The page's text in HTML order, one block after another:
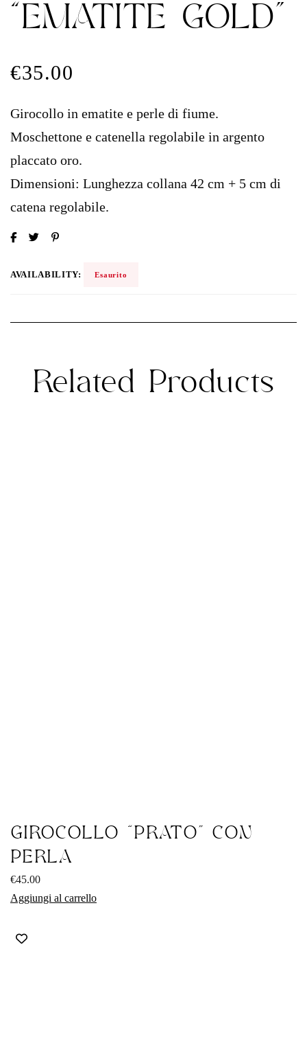
“EMATITE GOLD”
€35.00
Girocollo in ematite e perle di fiume.
Moschettone e catenella regolabile in argento
placcato oro.
Dimensioni: Lunghezza collana 42 cm + 5 cm di
catena regolabile.
AVAILABILITY: Esaurito
Related Products
GIROCOLLO “PRATO” CON
PERLA
€45.00
Aggiungi al carrello